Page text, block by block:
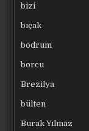
bizi
bıçak
bodrum
borcu
Brezilya
bülten
Burak Yılmaz